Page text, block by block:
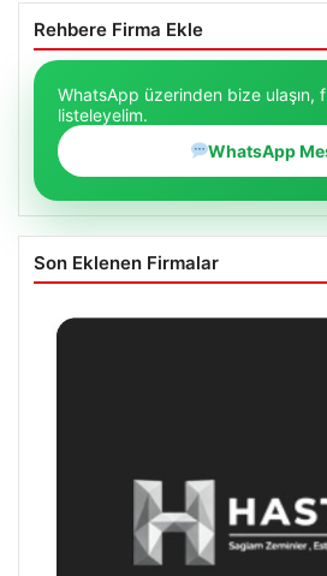
Rehbere Firma Ekle
WhatsApp üzerinden bize ulaşın,
listeleyelim.
WhatsApp
Son Eklenen Firmalar